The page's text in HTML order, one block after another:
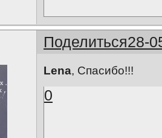
Поделиться28-
Lena, Спасибо!!!
0